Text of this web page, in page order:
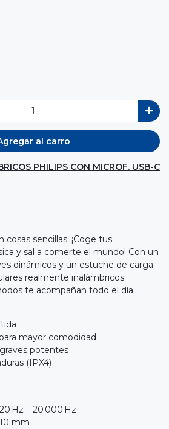
al carro
PHILIPS CON MICROF. USB-C
cosas sencillas. ¡Coge tus
y sal a comerte el mundo! Con un
dinámicos y un estuche de carga
realmente inalámbricos
te acompañan todo el día.
mayor comodidad
potentes
(IPX4)
Hz – 20 000 Hz
mm